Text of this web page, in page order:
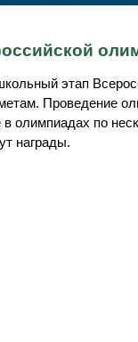
этап
Проведение
в олимпиадах по
награды.